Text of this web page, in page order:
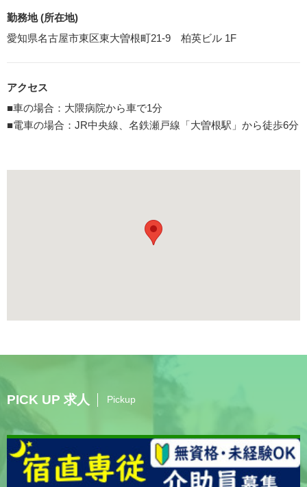
勤務地 (所在地)
愛知県名古屋市東区東大曽根町21-9 柏英ビル 1F
アクセス
■車の場合：大隈病院から車で1分
■電車の場合：JR中央線、名鉄瀬戸線「大曽根駅」から徒歩6分
PICK UP 求人 Pickup